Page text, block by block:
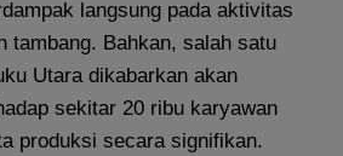
langsung pada aktivitas
tambang. Bahkan, salah satu
Utara dikabarkan akan
sekitar 20 ribu karyawan
produksi secara signifikan.